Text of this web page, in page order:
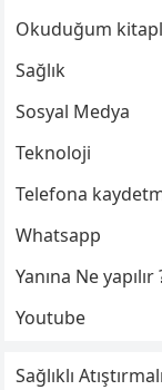
Okuduğum
Sağlık
Sosyal Medya
Teknoloji
Telefona
Whatsapp
Yanına Ne yapılır
Youtube
Sağlıklı